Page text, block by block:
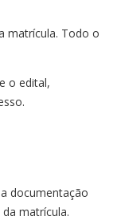
matrícula. Todo o
o edital,
documentação
matrícula.